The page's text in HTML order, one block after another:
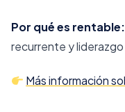
Por qué es rentable:
recurrente y
Más información